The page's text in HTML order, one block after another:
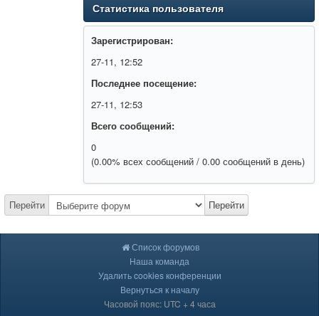
Статистика пользователя
Зарегистрирован:
27-11, 12:52
Последнее посещение:
27-11, 12:53
Всего сообщений:
0
(0.00% всех сообщений / 0.00 сообщений в день)
Перейти Перейти
Список форумов
Наша команда
Удалить cookies конференции
Вернуться к началу
Часовой пояс: UTC + 4 часа